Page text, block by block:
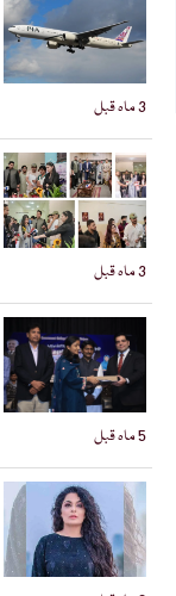
3 ماہ قبل
3 ماہ قبل
5 ماہ قبل